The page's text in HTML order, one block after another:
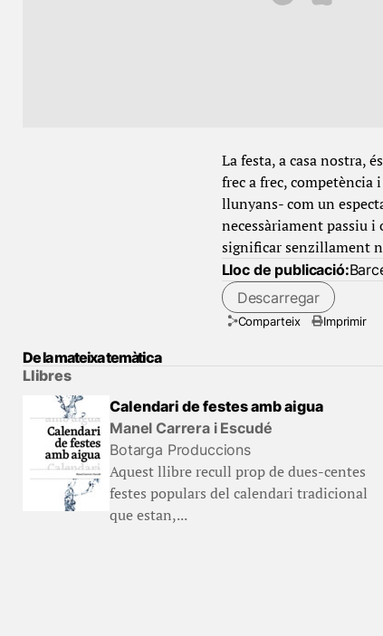
La festa, a casa nostra,
frec a frec, competència
llunyans- com un
necessàriament passiu
significar senzillament
Lloc de publicació:
Descarregar
Comparteix Imprimir
De la mateixa temàtica
Llibres
Calendari de festes amb aigua
Manel Carrera i Escudé
Botarga Produccions
Aquest llibre recull prop de dues-centes
festes populars del calendari tradicional
que estan,...